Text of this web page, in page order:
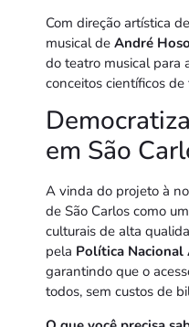
Com direção artística de
musical de André
do teatro musical para
conceitos científicos
em São
A vinda do projeto à
de São Carlos como
culturais de alta
pela Política Nacional
garantindo que o
todos, sem custos de